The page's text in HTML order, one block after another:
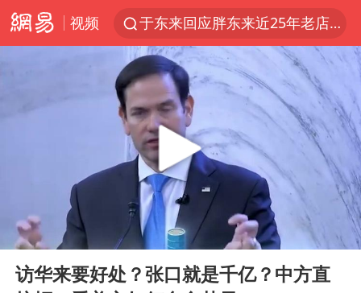
视频
于东来回应胖东来近25年老店年底关闭
见到女儿瞬间父亲眼里有了光
刘嘉玲晒与周星驰合照
央视新主播李秋莹母校发文祝贺
国足U17与阿森纳决赛取消 并列冠军
上海全力守护市民“菜篮子”
Play
00:00 09:01
访华来要好处？张口就是千亿？中方直